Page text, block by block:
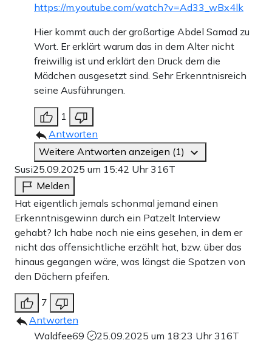
https://m.youtube.com/watch?v=Ad33_wBx4lk
Hier kommt auch der großartige Abdel Samad zu
Wort. Er erklärt warum das in dem Alter nicht
freiwillig ist und erklärt den Druck dem die
Mädchen ausgesetzt sind. Sehr Erkenntnisreich
seine Ausführungen.
1
Antworten
Weitere Antworten anzeigen (1)
Susi25.09.2025 um 15:42 Uhr316T
Melden
Hat eigentlich jemals schonmal jemand einen
Erkenntnisgewinn durch ein Patzelt Interview
gehabt? Ich habe noch nie eins gesehen, in dem er
nicht das offensichtliche erzählt hat, bzw. über das
hinaus gegangen wäre, was längst die Spatzen von
den Dächern pfeifen.
7
Antworten
Waldfee69
25.09.2025 um 18:23 Uhr316T